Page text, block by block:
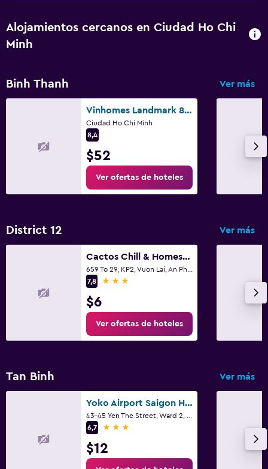
Alojamientos cercanos en Ciudad Ho Chi
Minh
Binh Thanh Ver más
Vinhomes Landmark 81 Apartments- Christine Home
Ciudad Ho Chi Minh
8,4
$52
Ver ofertas de hoteles
District 12 Ver más
Cactos Chill & Homestay
7,8
3 estrellas
$6
Ver ofertas de hoteles
Tan Binh Ver más
Yoko Airport Saigon Hotel
6,7
3 estrellas
$12